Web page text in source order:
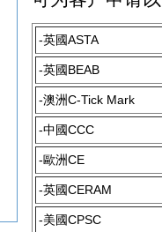
-英國ASTA
-英國BEAB
-澳洲C-Tick Mark
-中國CCC
-歐洲CE
-英國CERAM
-美國CPSC